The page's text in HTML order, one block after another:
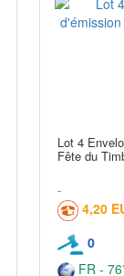
Lot 4
Fête du
4,20
0
FR -